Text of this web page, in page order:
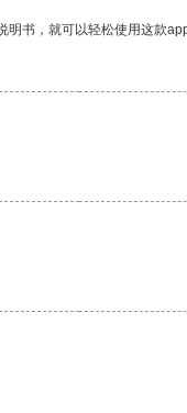
书，就可以轻松使用这款app